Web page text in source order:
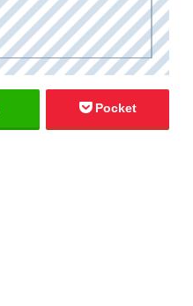
Pocket